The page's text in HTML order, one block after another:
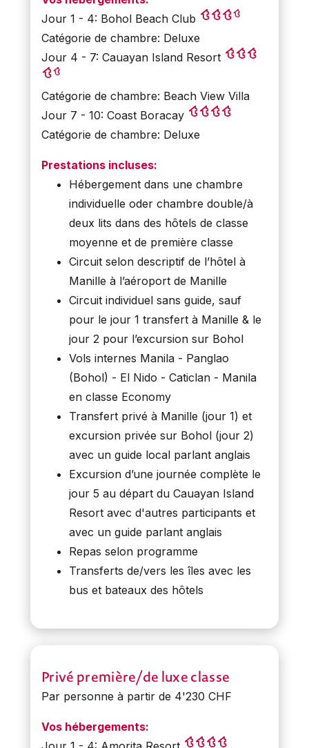
Jour 1 - 4: Bohol Beach Club
Catégorie de chambre: Deluxe
Jour 4 - 7: Cauayan Island Resort
Catégorie de chambre: Beach View Villa
Jour 7 - 10: Coast Boracay
Catégorie de chambre: Deluxe
Prestations incluses:
Hébergement dans une chambre
individuelle oder chambre double/à
deux lits dans des hôtels de classe
moyenne et de première classe
Circuit selon descriptif de l’hôtel à
Manille à l’aéroport de Manille
Circuit individuel sans guide, sauf
pour le jour 1 transfert à Manille & le
jour 2 pour l’excursion sur Bohol
Vols internes Manila - Panglao
(Bohol) - El Nido - Caticlan - Manila
en classe Economy
Transfert privé à Manille (jour 1) et
excursion privée sur Bohol (jour 2)
avec un guide local parlant anglais
Excursion d’une journée complète le
jour 5 au départ du Cauayan Island
Resort avec d'autres participants et
avec un guide parlant anglais
Repas selon programme
Transferts de/vers les îles avec les
bus et bateaux des hôtels
Privé première/de luxe classe
Par personne à partir de 4'230 CHF
Vos hébergements: